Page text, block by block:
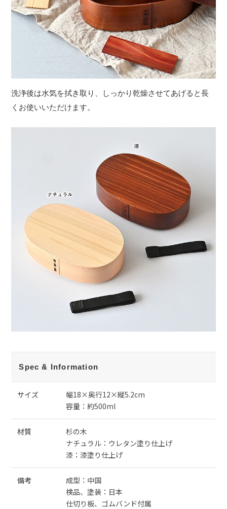
洗浄後は水気を拭き取り、しっかり乾燥させてあげると長
くお使いいただけます。
Spec & Information
サイズ
幅18×奥行12×縦5.2cm
容量：約500ml
材質
杉の木
ナチュラル：ウレタン塗り仕上げ
漆：漆塗り仕上げ
備考
成型：中国
検品、塗装：日本
仕切り板、ゴムバンド付属